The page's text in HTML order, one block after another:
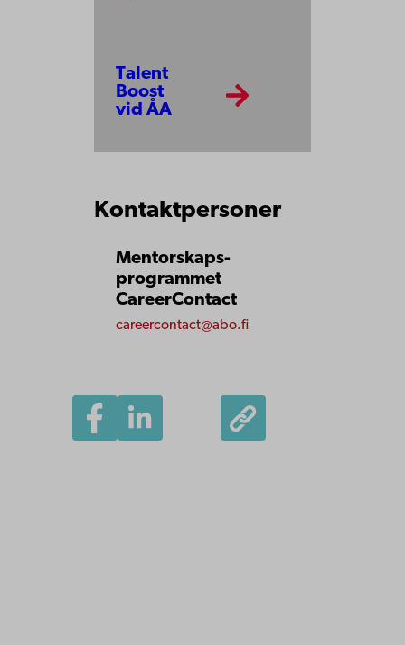
Talent
Boost
vid ÅA
Kontaktpersoner
Mentorskaps­
programmet
CareerContact
careercontact@abo.fi